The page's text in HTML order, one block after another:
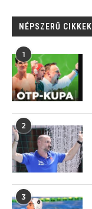
NÉPSZERŰ CIKKEK
1
2
3